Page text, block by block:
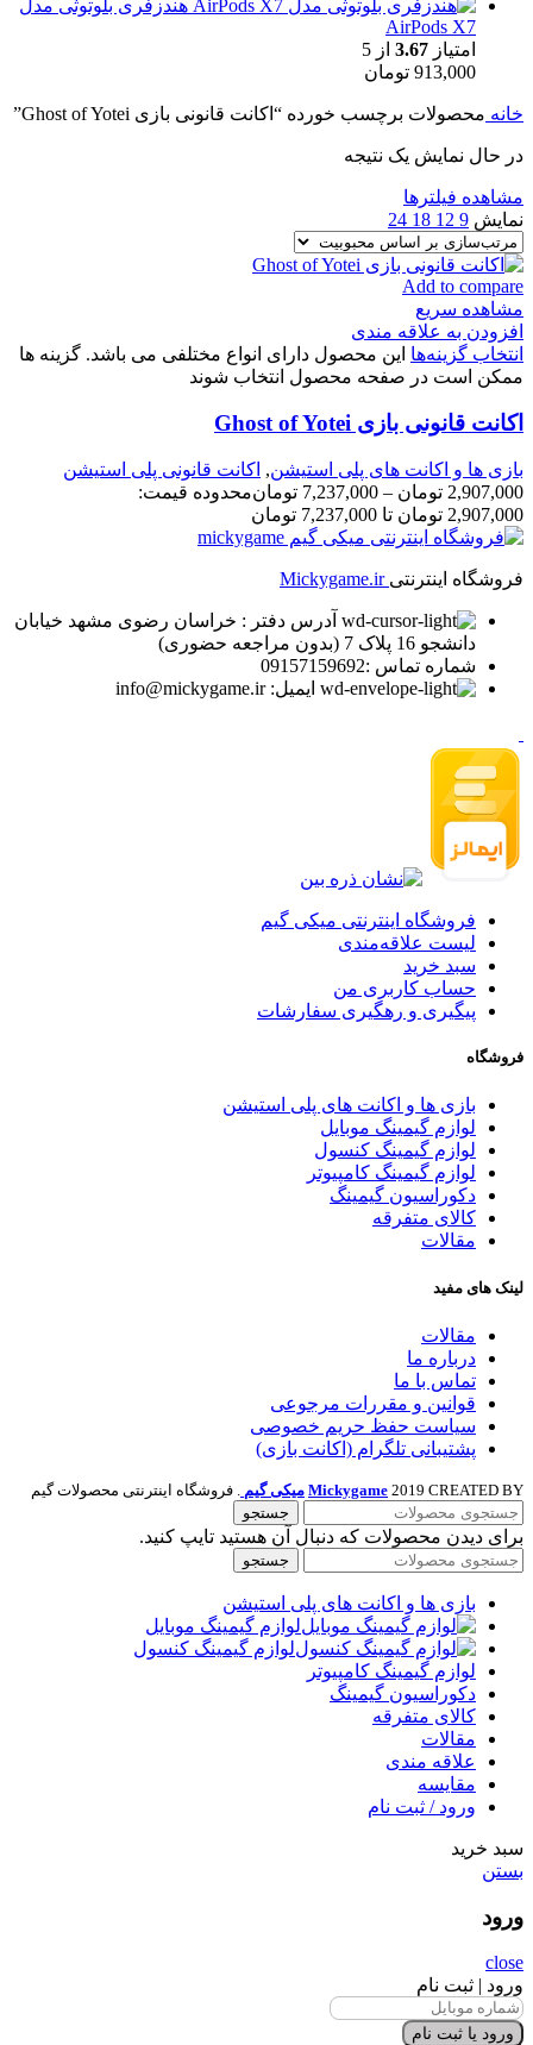
هندزفری بلوتوثی مدل
AirPods X7
امتیاز 3.67 از 5
913,000 تومان
خانه محصولات برچسب خورده “اکانت قانونی بازی Ghost of Yotei”
در حال نمایش یک نتیجه
مشاهده فیلترها
نمایش 9
12
18
24
Add to compare
مشاهده سریع
افزودن به علاقه مندی
انتخاب گزینه‌ها این محصول دارای انواع مختلفی می باشد. گزینه ها
ممکن است در صفحه محصول انتخاب شوند
اکانت قانونی بازی Ghost of Yotei
بازی ها و اکانت های پلی استیشن, اکانت قانونی پلی استیشن
2,907,000 تومان –
7,237,000 تومانمحدوده قیمت:
2,907,000 تومان تا 7,237,000 تومان
فروشگاه اینترنتی Mickygame.ir
آدرس دفتر : خراسان رضوی مشهد خیابان
دانشجو 16 پلاک 7 (بدون مراجعه حضوری)
شماره تماس :09157159692
ایمیل: info@mickygame.ir
فروشگاه اینترنتی میکی گیم
لیست علاقه‌مندی
سبد خرید
حساب کاربری من
پیگیری و رهگیری سفارشات
فروشگاه
بازی ها و اکانت های پلی استیشن
لوازم گیمینگ موبایل
لوازم گیمینگ کنسول
لوازم گیمینگ کامپیوتر
دکوراسیون گیمینگ
کالای متفرقه
مقالات
لینک های مفید
مقالات
درباره ما
تماس با ما
قوانین و مقررات مرجوعی
سیاست حفظ حریم خصوصی
پشتیبانی تلگرام (اکانت بازی)
Mickygame 2019 CREATED BY میکی گیم
. فروشگاه اینترنتی محصولات گیم
جستجو
برای دیدن محصولات که دنبال آن هستید تایپ کنید.
جستجو
بازی ها و اکانت های پلی استیشن
لوازم گیمینگ موبایل
لوازم گیمینگ کنسول
لوازم گیمینگ کامپیوتر
دکوراسیون گیمینگ
کالای متفرقه
مقالات
علاقه مندی
مقایسه
ورود / ثبت نام
سبد خرید
بستن
ورود
close
ورود | ثبت نام
ورود یا ثبت نام